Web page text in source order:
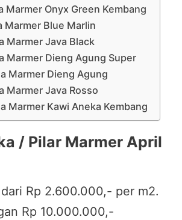
Marmer Onyx Green Kembang
Marmer Blue Marlin
Marmer Java Black
Marmer Dieng Agung Super
Marmer Dieng Agung
Marmer Java Rosso
Marmer Kawi Aneka Kembang
/ Pilar Marmer April
Rp 2.600.000,- per m2.
Rp 10.000.000,-